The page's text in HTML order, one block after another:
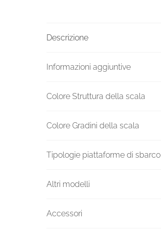
Descrizione
Informazioni aggiuntive
Colore Struttura della scala
Colore Gradini della scala
Tipologie piattaforme di sbarco
Altri modelli
Accessori